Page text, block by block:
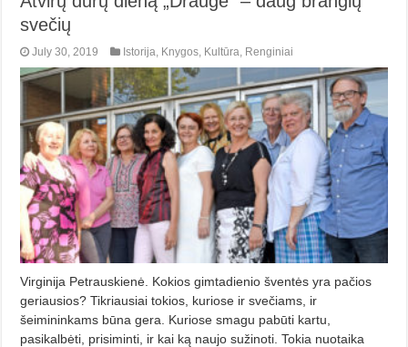
svečių
July 30, 2019 Istorija, Knygos, Kultūra, Renginiai
Virginija Petrauskienė. Kokios gimtadienio šventės yra pačios
geriausios? Tikriausiai tokios, kuriose ir svečiams, ir
šeimininkams būna gera. Kuriose smagu pabūti kartu,
pasikalbėti, prisiminti, ir kai ką naujo sužinoti. Tokia nuotaika